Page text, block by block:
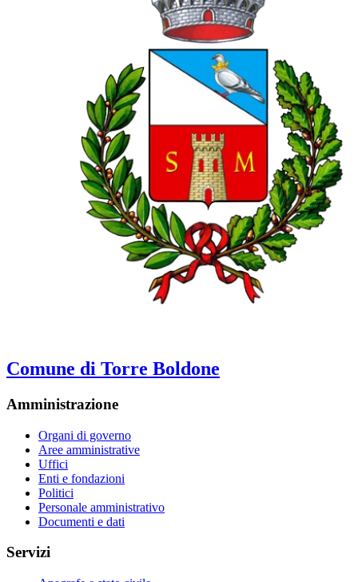
Comune di Torre Boldone
Amministrazione
Organi di governo
Aree amministrative
Uffici
Enti e fondazioni
Politici
Personale amministrativo
Documenti e dati
Servizi